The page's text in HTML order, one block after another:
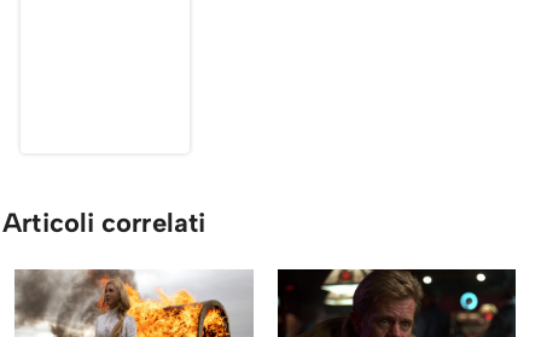
Articoli correlati